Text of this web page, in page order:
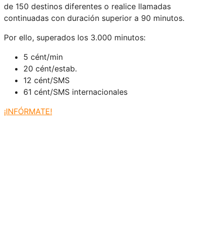
de 150 destinos diferentes o realice llamadas
continuadas con duración superior a 90 minutos.
Por ello, superados los 3.000 minutos:
5 cént/min
20 cént/estab.
12 cént/SMS
61 cént/SMS internacionales
¡INFÓRMATE!